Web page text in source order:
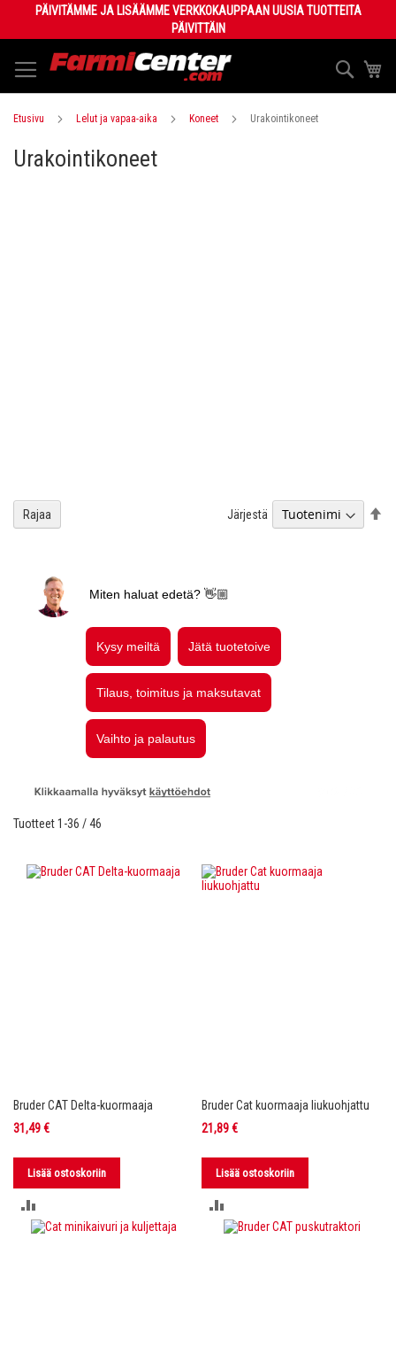
Content
PÄIVITÄMME JA LISÄÄMME VERKKOKAUPPAAN UUSIA TUOTTEITA
PÄIVITTÄIN
Haku
Etusivu Lelut ja vapaa-aika Koneet Urakointikoneet
Urakointikoneet
Tuotteet1 -36 /46
Järjestä
Bruder CAT Delta-kuormaaja
31,49 €
Lisää ostoskoriin
VERTAILUUN
Bruder Cat kuormaaja liukuohjattu
21,89 €
Lisää ostoskoriin
VERTAILUUN
Rajaa